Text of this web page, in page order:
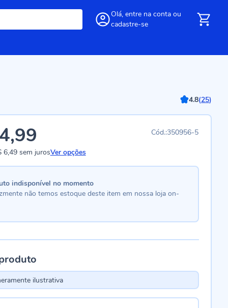
Olá, entre na conta ou
cadastre-se
4.8(25)
350956-5
6,49sem jurosVer opções
indisponível no momento
não temos estoque deste item em nossa loja on-
ilustrativa